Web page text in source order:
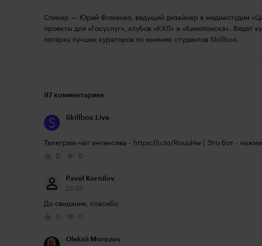
Спикер — Юрий Фоменко, ведущий дизайнер в медиастудии
проекты для «Госуслуг», клубов «КХЛ» и «Кинопоиска».
пятёрку лучших кураторов по мнению студентов Skillbox.
97 комментариев
Skillbox.Live
Телеграм-чат интенсива - https://u.to/RouuHw | Это бот -
0
0
Pavel Kornilov
23:03
До свидания, спасибо
0
0
Oleksii Morozov